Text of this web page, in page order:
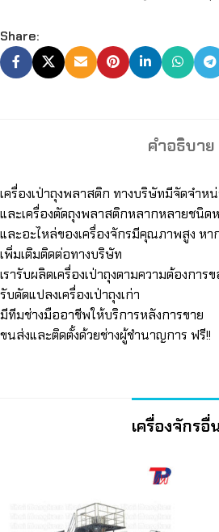
Share:
คำอธิบาย
เครื่องเป่าถุงพลาสติก ทางบริษัทมีจัดจำห
และเครื่องตัดถุงพลาสติกหลากหลายชนิ
และอะไหล่ของเครื่องจักรมีคุณภาพสูง หา
เพิ่มเติมติดต่อทางบริษัท
เรารับผลิตเครื่องเป่าถุงตามความต้องการ
รับดัดแปลงเครื่องเป่าถุงเก่า
มีทีมช่างมืออาชีพให้บริการหลังการขาย
ขนส่งและติดตั้งด้วยช่างผู้ชำนาญการ ฟรี!!
เครื่องจักรอื่